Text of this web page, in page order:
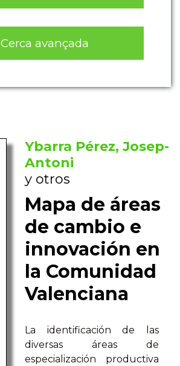
Cerca avançada
Ybarra Pérez, Josep-
Antoni
y otros
Mapa de áreas
de cambio e
innovación en
la Comunidad
Valenciana
La identificación de las
diversas áreas de
especialización productiva